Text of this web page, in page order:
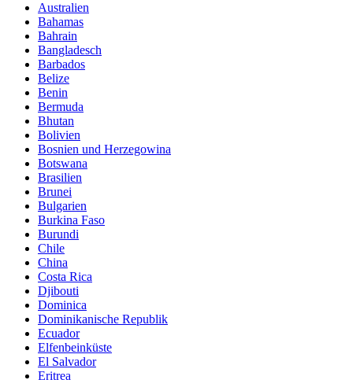
Australien
Bahamas
Bahrain
Bangladesch
Barbados
Belize
Benin
Bermuda
Bhutan
Bolivien
Bosnien und Herzegowina
Botswana
Brasilien
Brunei
Bulgarien
Burkina Faso
Burundi
Chile
China
Costa Rica
Djibouti
Dominica
Dominikanische Republik
Ecuador
Elfenbeinküste
El Salvador
Eritrea